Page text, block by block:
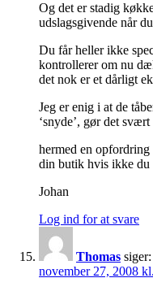
Og det er stadig
udslagsgivende når
Du får heller ikke
kontrollerer om nu
det nok er et dårligt
Jeg er enig i at de
‘snyde’, gør det
hermed en
din butik hvis ikke du
Johan
Log ind for at svare
Thomas siger:
november 27, 2008